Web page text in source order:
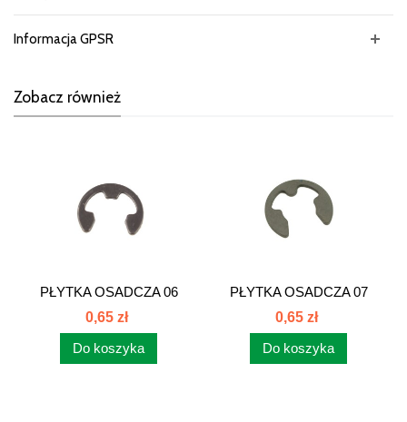
Informacja GPSR
Zobacz również
PŁYTKA OSADCZA 06
54/62-070/2...
0,65 zł
Do koszyka
PŁYTKA OSADCZA 07
54/62-070/3...
0,65 zł
Do koszyka